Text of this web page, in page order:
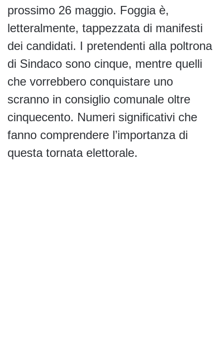
prossimo 26 maggio. Foggia è,
letteralmente, tappezzata di manifesti
dei candidati. I pretendenti alla poltrona
di Sindaco sono cinque, mentre quelli
che vorrebbero conquistare uno
scranno in consiglio comunale oltre
cinquecento. Numeri significativi che
fanno comprendere l’importanza di
questa tornata elettorale.